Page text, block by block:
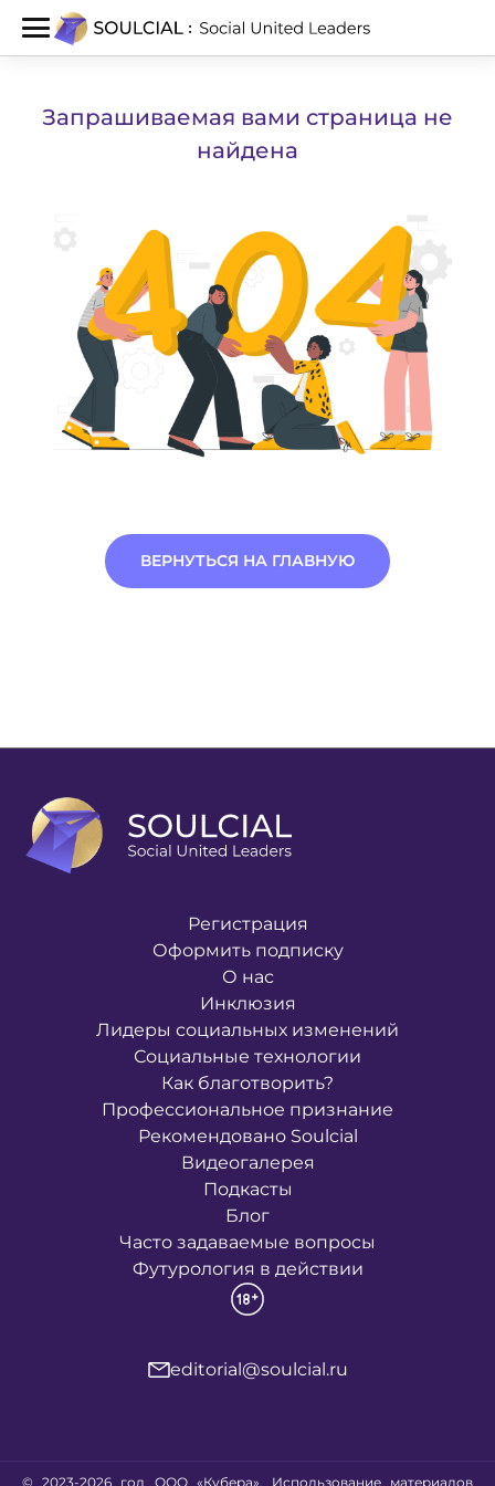
Запрашиваемая вами страница не
найдена
ВЕРНУТЬСЯ НА ГЛАВНУЮ
Регистрация
Оформить подписку
О нас
Инклюзия
Лидеры социальных изменений
Социальные технологии
Как благотворить?
Профессиональное признание
Рекомендовано Soulcial
Видеогалерея
Подкасты
Блог
Часто задаваемые вопросы
Футурология в действии
editorial@soulcial.ru
© 2023-2026 год ООО «Кубера». Использование материалов